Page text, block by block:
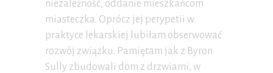
niezależność, oddanie mieszkańcom
miasteczka. Oprócz jej perypetii w
praktyce lekarskiej lubiłam obserwować
rozwój związku. Pamiętam jak z Byron
Sully zbudowali dom z drzwiami, w